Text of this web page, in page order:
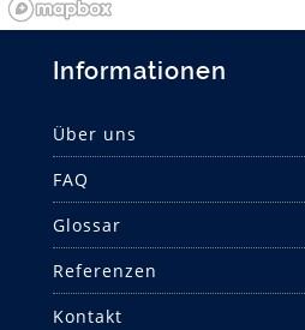
Informationen
Über uns
FAQ
Glossar
Referenzen
Kontakt